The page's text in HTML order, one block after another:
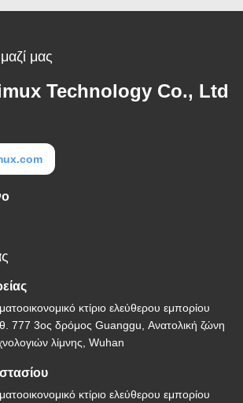
μας
Technology Co., Ltd
κτίριο ελεύθερου εμπορίου
777 3ος δρόμος Guanggu, Ανατολική ζώνη
λίμνης, Wuhan
κτίριο ελεύθερου εμπορίου